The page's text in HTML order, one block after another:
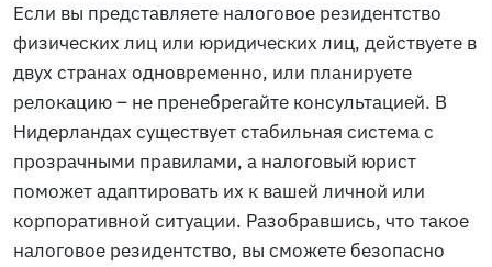
Если вы представляете налоговое резидентство
физических лиц или юридических лиц, действуете в
двух странах одновременно, или планируете
релокацию – не пренебрегайте консультацией. В
Нидерландах существует стабильная система с
прозрачными правилами, а налоговый юрист
поможет адаптировать их к вашей личной или
корпоративной ситуации. Разобравшись, что такое
налоговое резидентство, вы сможете безопасно